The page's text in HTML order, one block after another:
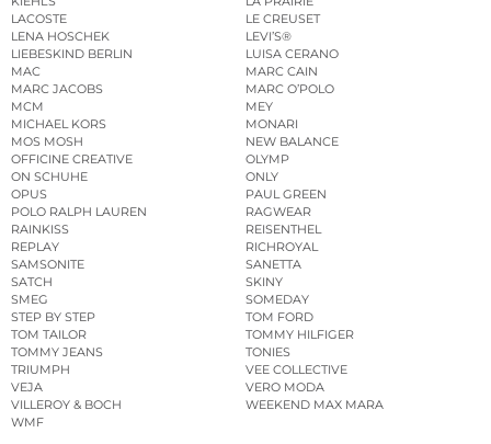
LACOSTE
LE CREUSET
LENA HOSCHEK
LEVI’S®
LIEBESKIND BERLIN
LUISA CERANO
MAC
MARC CAIN
MARC JACOBS
MARC O’POLO
MCM
MEY
MICHAEL KORS
MONARI
MOS MOSH
NEW BALANCE
OFFICINE CREATIVE
OLYMP
ON SCHUHE
ONLY
OPUS
PAUL GREEN
POLO RALPH LAUREN
RAGWEAR
RAINKISS
REISENTHEL
REPLAY
RICHROYAL
SAMSONITE
SANETTA
SATCH
SKINY
SMEG
SOMEDAY
STEP BY STEP
TOM FORD
TOM TAILOR
TOMMY HILFIGER
TOMMY JEANS
TONIES
TRIUMPH
VEE COLLECTIVE
VEJA
VERO MODA
VILLEROY & BOCH
WEEKEND MAX MARA
WMF